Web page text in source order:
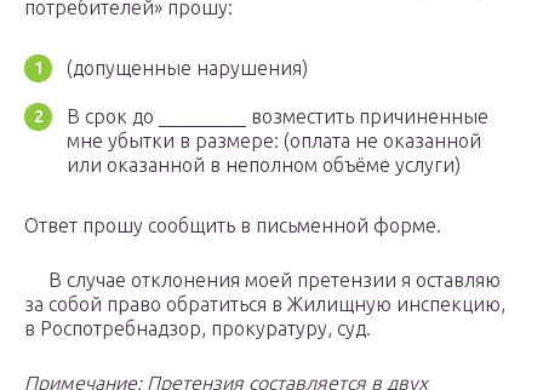
потребителей» прошу:
(допущенные нарушения)
В срок до _________ возместить причиненные
мне убытки в размере: (оплата не оказанной
или оказанной в неполном объёме услуги)
Ответ прошу сообщить в письменной форме.
В случае отклонения моей претензии я оставляю
за собой право обратиться в Жилищную инспекцию,
в Роспотребнадзор, прокуратуру, суд.
Примечание: Претензия составляется в двух